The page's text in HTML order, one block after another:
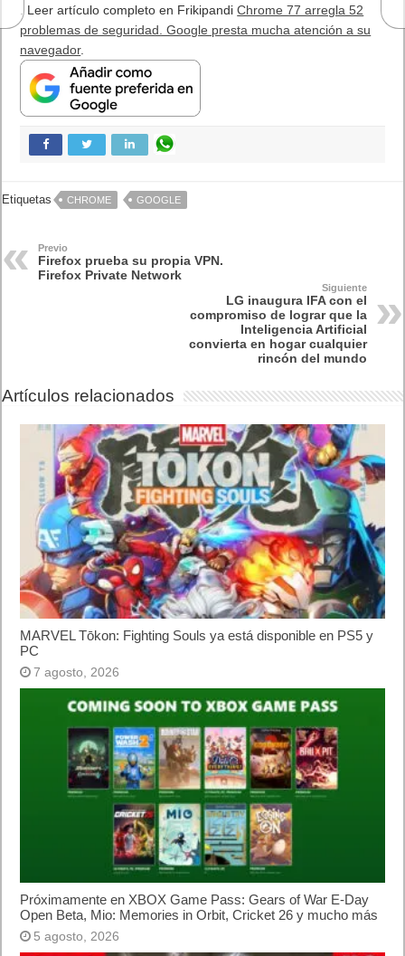
. Leer artículo completo en FrikipandiChrome 77 arregla 52
problemas de seguridad. Google presta mucha atención a su
navegador.
Etiquetas CHROME GOOGLE
Previo
Firefox prueba su propia VPN.
Firefox Private Network
Siguiente
LG inaugura IFA con el
compromiso de lograr que la
Inteligencia Artificial
convierta en hogar cualquier
rincón del mundo
Artículos relacionados
MARVEL Tōkon: Fighting Souls ya está disponible en PS5 y
PC
7 agosto, 2026
Próximamente en XBOX Game Pass: Gears of War E-Day
Open Beta, Mio: Memories in Orbit, Cricket 26 y mucho más
5 agosto, 2026